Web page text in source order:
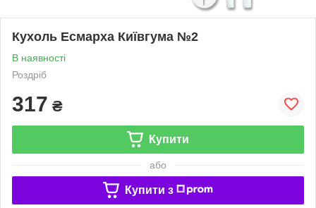
Кухоль Есмарха Київгума №2
В наявності
Роздріб
317 ₴
Купити
або
Купити з